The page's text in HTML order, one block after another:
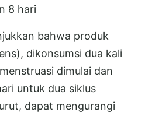
8 hari
bahwa produk
dikonsumsi dua kali
dimulai dan
untuk dua siklus
dapat mengurangi